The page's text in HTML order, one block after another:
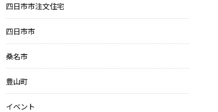
四日市市注文住宅
四日市市
桑名市
豊山町
イベント